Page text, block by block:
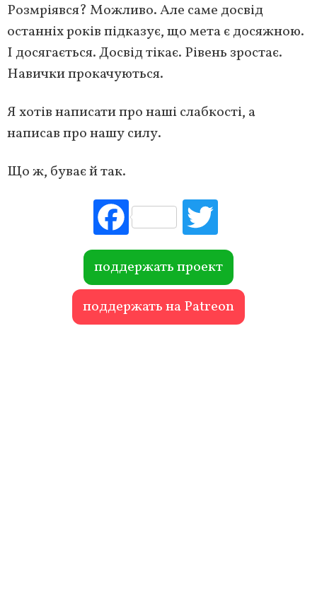
Розмріявся? Можливо. Але саме досвід
останніх років підказує, що мета є досяжною.
І досягається. Досвід тікає. Рівень зростає.
Навички прокачуються.
Я хотів написати про наші слабкості, а
написав про нашу силу.
Що ж, буває й так.
Fac
ebo
ok r
поддержать проект
поддержать на Patreon